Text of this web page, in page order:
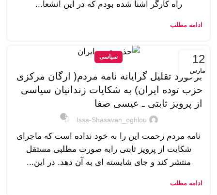
راه کارگر اشنا شده بودم که در این انشعا...
ادامه مطلب
12
مارس
سیاسی
برخورد تقلیل گرایانه نامه مردم( ارگان مرکزی
حزب توده ایران) به شکایات زندانیان سیاسی
از پرویز ثابتی ـ عیسی صفا
Issa-Shasavan_oghlou
1
نامه مردم زحمت این را به خود نداده است که ماجرای
شکایت از پرویز ثابتی رابه صورت مطلبی مستقل
منتشر کند و جای شایسته ای به آن دهد. در این...
ادامه مطلب